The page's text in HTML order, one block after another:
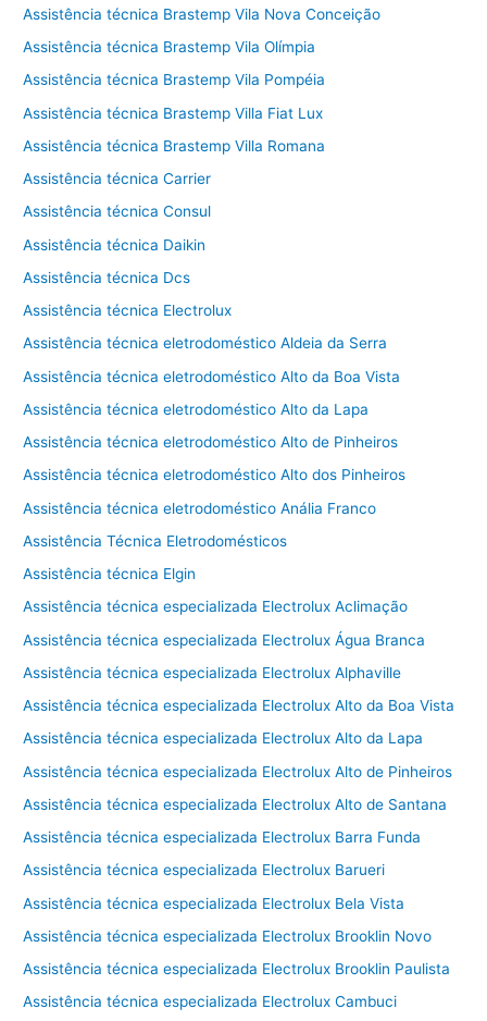
Assistência técnica Brastemp Vila Nova Conceição
Assistência técnica Brastemp Vila Olímpia
Assistência técnica Brastemp Vila Pompéia
Assistência técnica Brastemp Villa Fiat Lux
Assistência técnica Brastemp Villa Romana
Assistência técnica Carrier
Assistência técnica Consul
Assistência técnica Daikin
Assistência técnica Dcs
Assistência técnica Electrolux
Assistência técnica eletrodoméstico Aldeia da Serra
Assistência técnica eletrodoméstico Alto da Boa Vista
Assistência técnica eletrodoméstico Alto da Lapa
Assistência técnica eletrodoméstico Alto de Pinheiros
Assistência técnica eletrodoméstico Alto dos Pinheiros
Assistência técnica eletrodoméstico Anália Franco
Assistência Técnica Eletrodomésticos
Assistência técnica Elgin
Assistência técnica especializada Electrolux Aclimação
Assistência técnica especializada Electrolux Água Branca
Assistência técnica especializada Electrolux Alphaville
Assistência técnica especializada Electrolux Alto da Boa Vista
Assistência técnica especializada Electrolux Alto da Lapa
Assistência técnica especializada Electrolux Alto de Pinheiros
Assistência técnica especializada Electrolux Alto de Santana
Assistência técnica especializada Electrolux Barra Funda
Assistência técnica especializada Electrolux Barueri
Assistência técnica especializada Electrolux Bela Vista
Assistência técnica especializada Electrolux Brooklin Novo
Assistência técnica especializada Electrolux Brooklin Paulista
Assistência técnica especializada Electrolux Cambuci